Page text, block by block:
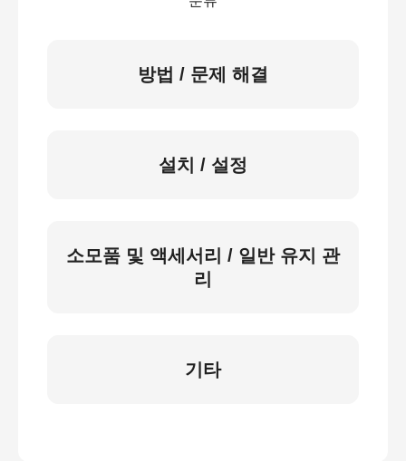
방법 / 문제 해결
설치 / 설정
소모품 및 액세서리 / 일반 유지 관
리
기타